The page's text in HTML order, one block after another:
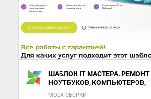
ШАБЛОН IT МАСТЕРА. РЕМОНТ
НОУТБУКОВ, КОМПЬЮТЕРОВ,
ОРГТЕХНИКИ
MODX СБОРКИ